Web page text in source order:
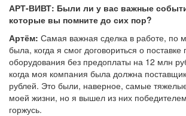
АРТ-ВИВТ: Были ли у вас важные
которые вы помните до сих пор?
Артём: Самая важная сделка в работе, по
была, когда я смог договориться о поставке
оборудования без предоплаты на 12 млн
когда моя компания была должна
рублей. Это были, наверное, самые
моей жизни, но я вышел из них
горжусь.